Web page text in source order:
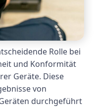
Rolle bei
und Konformität
Geräte. Diese
von
durchgeführt